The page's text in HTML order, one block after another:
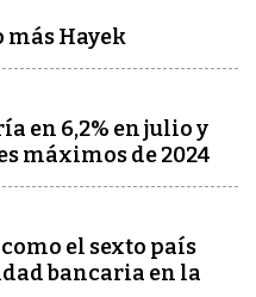
más Hayek
en 6,2% en julio y
máximos de 2024
el sexto país
bancaria en la